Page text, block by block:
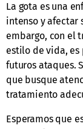
La gota es una
intenso y afectar
embargo, con el
estilo de vida,
futuros ataques.
que busque
tratamiento
Esperamos que